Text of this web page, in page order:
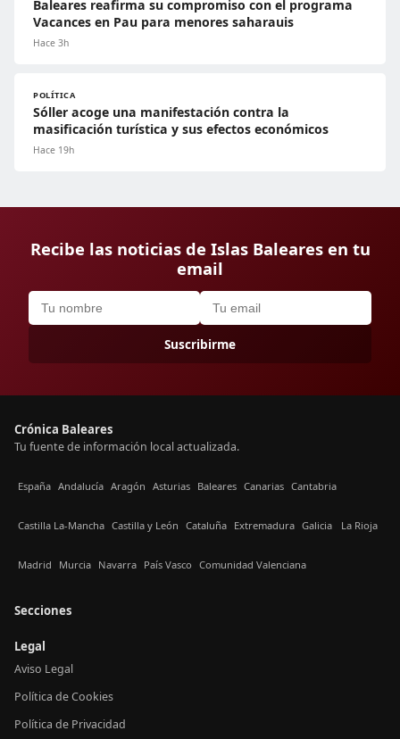
Baleares reafirma su compromiso con el programa
Vacances en Pau para menores saharauis
Hace 3h
POLÍTICA
Sóller acoge una manifestación contra la
masificación turística y sus efectos económicos
Hace 19h
Recibe las noticias de Islas Baleares en tu
email
Suscribirme
Crónica Baleares
Tu fuente de información local actualizada.
España Andalucía Aragón Asturias Baleares Canarias Cantabria
Castilla La-Mancha Castilla y León Cataluña Extremadura Galicia La Rioja
Madrid Murcia Navarra País Vasco Comunidad Valenciana
Secciones
Legal
Aviso Legal
Política de Cookies
Política de Privacidad